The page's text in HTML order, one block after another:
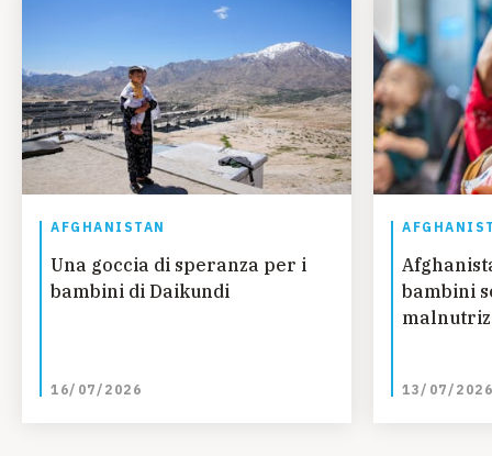
AFGHANISTAN
Una goccia di speranza per i
bambini di Daikundi
16/07/2026
bambini
13/07/2026